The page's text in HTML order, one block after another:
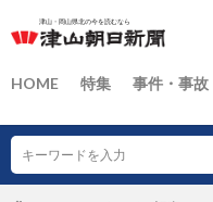
HOME 特集 事件・事故